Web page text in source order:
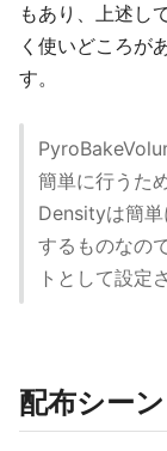
もあり、上述し
く使いどころが
す。
簡単に行うた
Densityは簡
するものなの
トとして設定
配布シーン